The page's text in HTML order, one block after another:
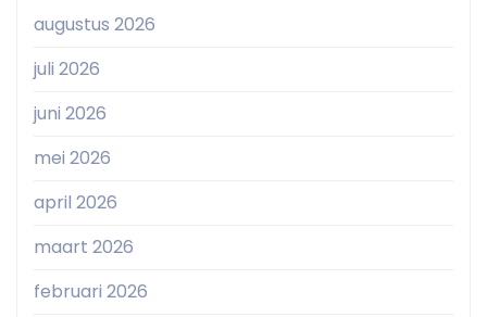
augustus 2026
juli 2026
juni 2026
mei 2026
april 2026
maart 2026
februari 2026